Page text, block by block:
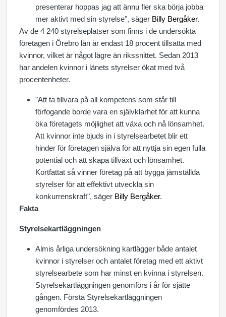
presenterar hoppas jag att ännu fler ska börja jobba
mer aktivt med sin styrelse", säger Billy Bergåker.
Av de 4 240 styrelseplatser som finns i de undersökta
företagen i Örebro län är endast 18 procent tillsatta med
kvinnor, vilket är något lägre än rikssnittet. Sedan 2013
har andelen kvinnor i länets styrelser ökat med två
procentenheter.
"Att ta tillvara på all kompetens som står till
förfogande borde vara en självklarhet för att kunna
öka företagets möjlighet att växa och nå lönsamhet.
Att kvinnor inte bjuds in i styrelsearbetet blir ett
hinder för företagen själva för att nyttja sin egen fulla
potential och att skapa tillväxt och lönsamhet.
Kortfattat så vinner företag på att bygga jämställda
styrelser för att effektivt utveckla sin
konkurrenskraft", säger Billy Bergåker.
Fakta
Styrelsekartläggningen
Almis årliga undersökning kartlägger både antalet
kvinnor i styrelser och antalet företag med ett aktivt
styrelsearbete som har minst en kvinna i styrelsen.
Styrelsekartläggningen genomförs i år för sjätte
gången. Första Styrelsekartläggningen
genomfördes 2013.